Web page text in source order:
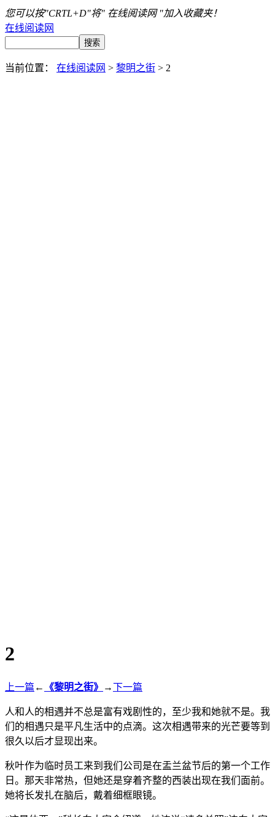
您可以按"CRTL+D"将" 在线阅读网 "加入收藏夹！
在线阅读网
当前位置： 在线阅读网 > 黎明之街 > 2
2
上一篇 ← 《黎明之街》 →下一篇
人和人的相遇并不总是富有戏剧性的，至少我和她就不是。我
们的相遇只是平凡生活中的点滴。这次相遇带来的光芒要等到
很久以后才显现出来。
秋叶作为临时员工来到我们公司是在盂兰盆节后的第一个工作
日。那天非常热，但她还是穿着齐整的西装出现在我们面前。
她将长发扎在脑后，戴着细框眼镜。